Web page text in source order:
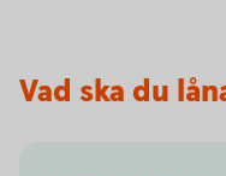
Vad ska du